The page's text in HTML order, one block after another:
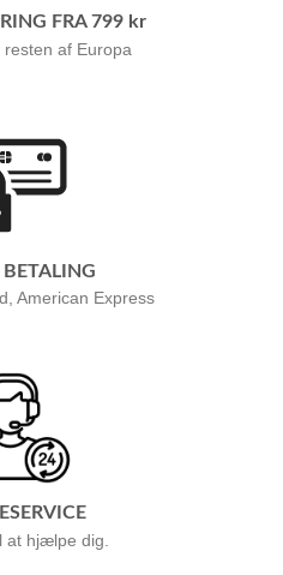
FRA 799 kr
af Europa
BETALING
American Express
at hjælpe dig.